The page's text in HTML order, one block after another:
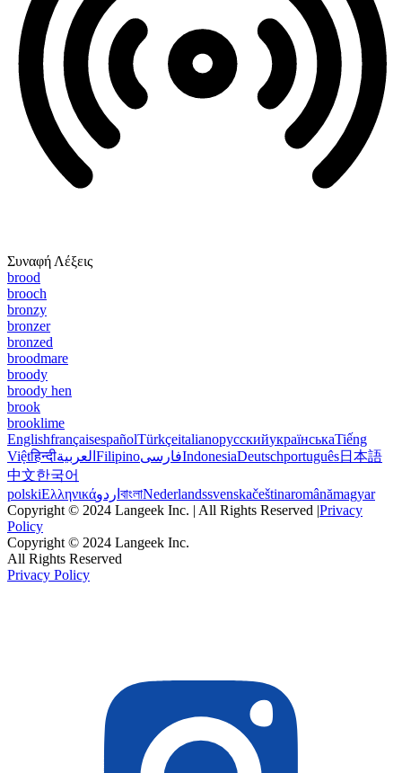
Συναφή Λέξεις
brood
brooch
bronzy
bronzer
bronzed
broodmare
broody
broody hen
brook
brooklime
EnglishfrançaisespañolTürkçeitalianoрусскийукраїнськаTiếng
Việtहिन्दीالعربية FilipinoفارسیIndonesiaDeutschportuguês日本語
中文한국어
polskiΕλληνικάاردو বাংলাNederlandssvenskačeštinaromânămagyar
Copyright © 2024 Langeek Inc. | All Rights Reserved |Privacy
Policy
Copyright © 2024 Langeek Inc.
All Rights Reserved
Privacy Policy